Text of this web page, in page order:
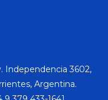
Independencia 3602,
Argentina.